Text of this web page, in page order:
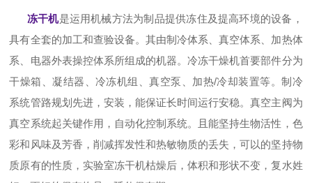
冻干机是运用机械方法为制品提供冻住及提高环境的设备，
具有全套的加工和查验设备。其由制冷体系、真空体系、加热体
系、电器外表操控体系所组成的机器。冷冻干燥机首要部件分为
干燥箱、凝结器、冷冻机组、真空泵、加热/冷却装置等。制冷
系统管路规划先进，安装，能保证长时间运行安稳。真空主阀为
真空系统起关键作用，自动化控制系统。且能坚持生物活性，色
彩和风味及芳香，削减挥发性和热敏物质的丢失，可以的坚持物
质原有的性质，实验室冻干机枯燥后，体积和形状不变，复水姓